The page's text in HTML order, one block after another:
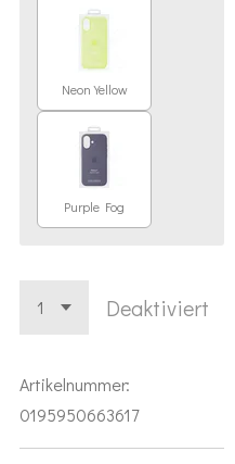
Neon Yellow
Purple Fog
Deaktiviert
Artikelnummer:
0195950663617